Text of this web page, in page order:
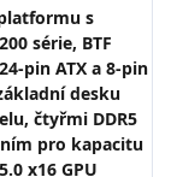
s
série, BTF
pin ATX a 8-pin
desku
čtyřmi DDR5
pro kapacitu
x16 GPU